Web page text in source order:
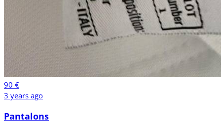
90 €
3 years ago
Pantalons